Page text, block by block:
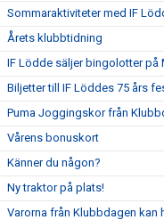
Sommaraktiviteter med IF
Årets klubbtidning
IF Lödde säljer bingolotter på
Biljetter till IF Löddes 75 års
Puma Joggingskor från
Vårens bonuskort
Känner du någon?
Ny traktor på plats!
Varorna från Klubbdagen kan